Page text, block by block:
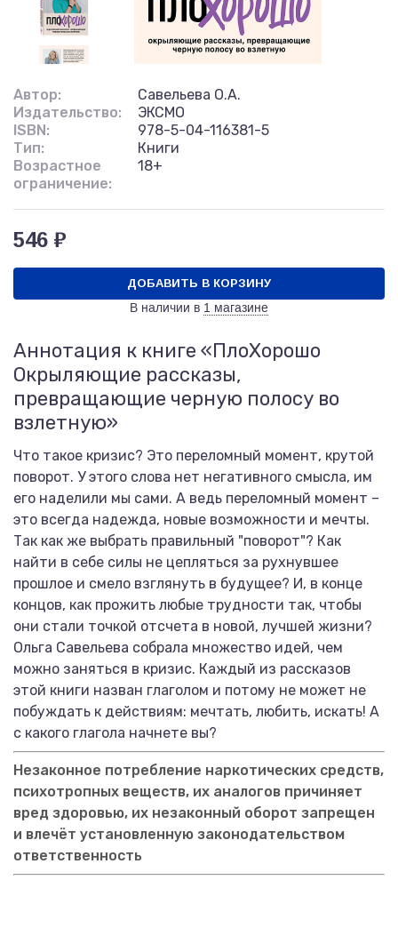
Автор:
Савельева О.А.
Издательство:
ЭКСМО
ISBN:
978-5-04-116381-5
Тип:
Книги
Возрастное
ограничение:
18+
546 ₽
ДОБАВИТЬ В КОРЗИНУ
В наличии в 1 магазине
Аннотация к книге «ПлоХорошо
Окрыляющие рассказы,
превращающие черную полосу во
взлетную»
Что такое кризис? Это переломный момент, крутой
поворот. У этого слова нет негативного смысла, им
его наделили мы сами. А ведь переломный момент –
это всегда надежда, новые возможности и мечты.
Так как же выбрать правильный "поворот"? Как
найти в себе силы не цепляться за рухнувшее
прошлое и смело взглянуть в будущее? И, в конце
концов, как прожить любые трудности так, чтобы
они стали точкой отсчета в новой, лучшей жизни?
Ольга Савельева собрала множество идей, чем
можно заняться в кризис. Каждый из рассказов
этой книги назван глаголом и потому не может не
побуждать к действиям: мечтать, любить, искать! А
с какого глагола начнете вы?
Незаконное потребление наркотических средств,
психотропных веществ, их аналогов причиняет
вред здоровью, их незаконный оборот запрещен
и влечёт установленную законодательством
ответственность